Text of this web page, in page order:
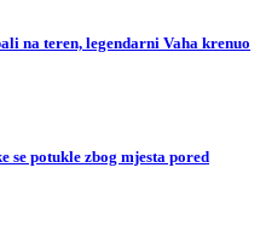
na teren, legendarni Vaha krenuo
se potukle zbog mjesta pored